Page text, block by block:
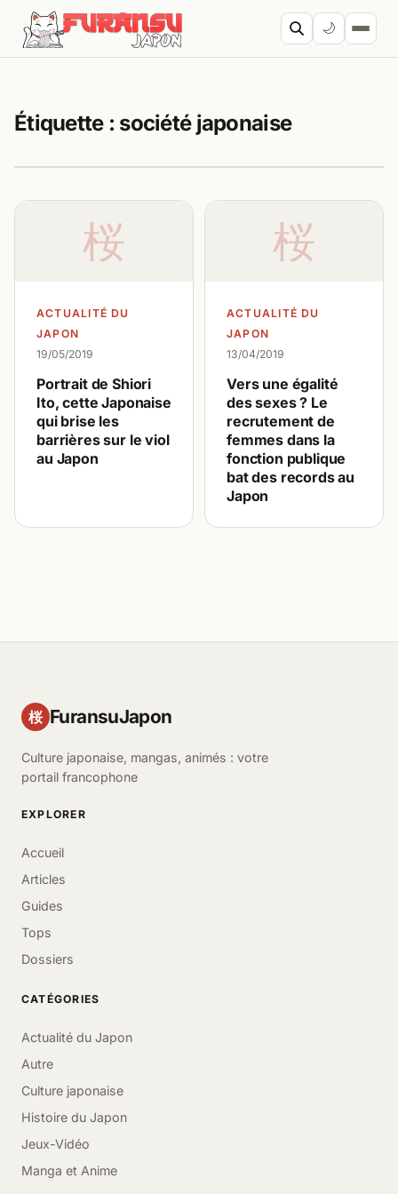
Aller au contenu
🌙
Étiquette : société japonaise
桜
ACTUALITÉ DU
JAPON
19/05/2019
Portrait de Shiori
Ito, cette Japonaise
qui brise les
barrières sur le viol
au Japon
桜
ACTUALITÉ DU
JAPON
13/04/2019
Vers une égalité
des sexes ? Le
recrutement de
femmes dans la
fonction publique
bat des records au
Japon
桜 FuransuJapon
Culture japonaise, mangas, animés : votre
portail francophone
EXPLORER
Accueil
Articles
Guides
Tops
Dossiers
CATÉGORIES
Actualité du Japon
Autre
Culture japonaise
Histoire du Japon
Jeux-Vidéo
Manga et Anime